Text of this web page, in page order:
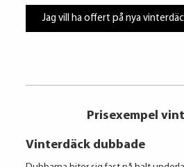
Jag vill ha offert på nya
Prisexempel
Vinterdäck dubbade